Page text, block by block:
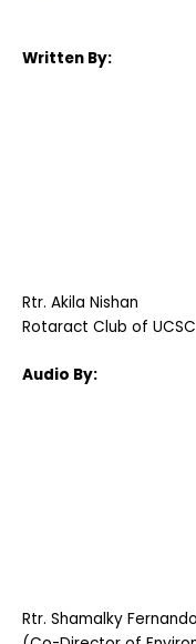
Written By:
Rtr. Akila Nishan
Rotaract Club of UCSC
Audio By:
Rtr. Shamalky Fernando